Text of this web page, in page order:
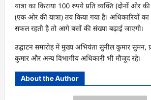
यात्रा का किराया 100 रुपये प्रति व्यक्ति (दोनों ओर
(एक ओर की यात्रा) तय किया गया है। अधिकारियों
सफल रहती है तो आगे बसों की संख्या बढ़ाई जाएगी।
उद्घाटन समारोह में मुख्य अभियंता सुनील कुमार सुमन,
कुमार और अन्य विभागीय अधिकारी भी मौजूद रहे।
About the Author